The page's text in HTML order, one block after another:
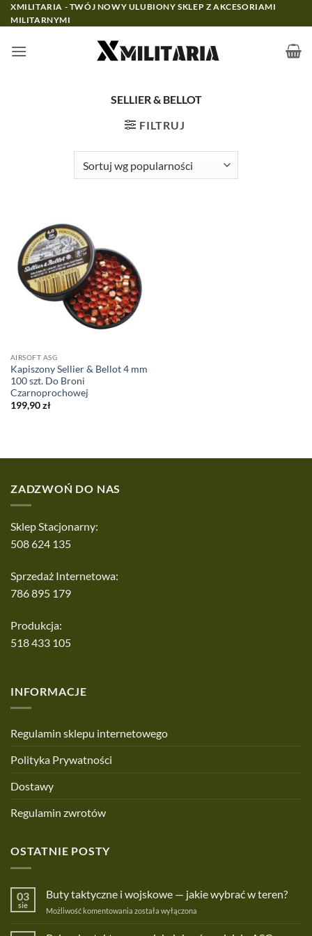
Przewiń
do
XMILITARIA - TWÓJ NOWY ULUBIONY SKLEP Z AKCESORIAMI
MILITARNYMI
SELLIER & BELLOT
FILTRUJ
AIRSOFT ASG
Kapiszony Sellier & Bellot 4 mm
100 szt. Do Broni
Czarnoprochowej
199,90zł
ZADZWOŃ DO NAS
Sklep Stacjonarny:
508 624 135
Sprzedaż Internetowa:
786 895 179
Produkcja:
518 433 105
INFORMACJE
Regulamin sklepu internetowego
Polityka Prywatności
Dostawy
Regulamin zwrotów
OSTATNIE POSTY
03
sie
Buty taktyczne i wojskowe — jakie wybrać w teren?
Możliwość komentowania Buty
została wyłączona